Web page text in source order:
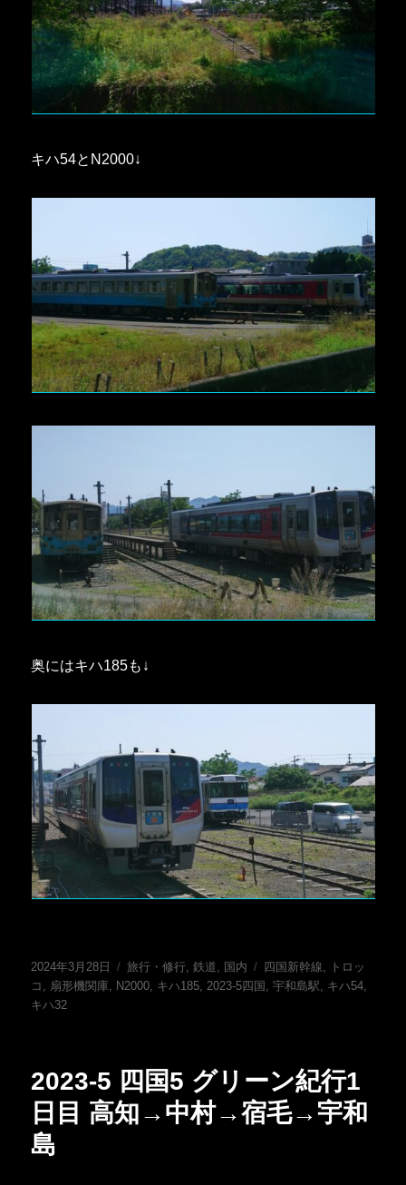
キハ54とN2000↓
奥にはキハ185も↓
投
稿
日:
2024年3月28日
カ
テ
旅行・修行,鉄道, 国内
タ
グ
四国新幹線,
トロッ
コ , 扇形機関庫, N2000, キハ185,2023-5四国 ,宇和島駅, キハ54,
キハ32
2023-5 四国5 グリーン紀行1
日目 高知→中村→宿毛→宇和
島